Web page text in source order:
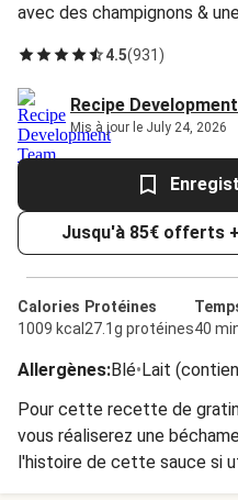
avec des champignons &
4.5(931 )
Recipe
Mis à jour le July 24, 2026
Jusqu'à 85€ offerts
Calories
1009 kcal
Protéines
27.1g protéines40
Allergènes:Blé•Lait
Pour cette recette de
vous réaliserez une
l'histoire de cette sauce si
nom lui vient de son